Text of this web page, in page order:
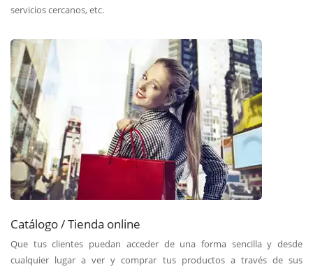
servicios cercanos, etc.
Catálogo / Tienda online
Que tus clientes puedan acceder de una forma sencilla y desde
cualquier lugar a ver y comprar tus productos a través de sus